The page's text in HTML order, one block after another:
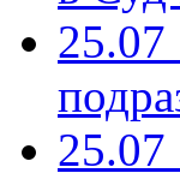
25.07
25.07